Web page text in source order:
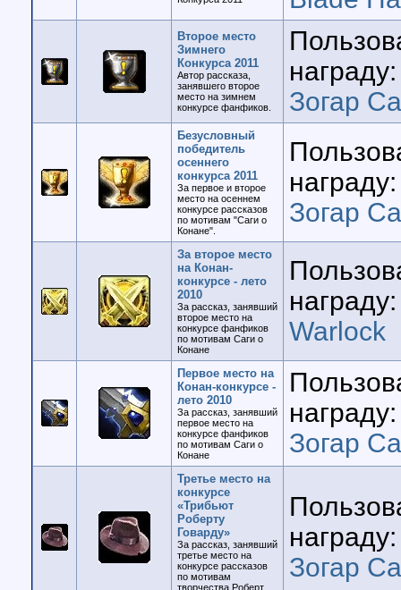
Второе место
Зимнего
Конкурса 2011
Автор рассказа,
занявшего второе
место на зимнем
конкурсе фанфиков.
Зогар
Безусловный
победитель
осеннего
конкурса 2011
За первое и второе
место на осеннем
конкурсе рассказов
по мотивам "Саги о
Конане".
Зогар
За второе место
на Конан-
конкурсе - лето
2010
За рассказ, занявший
второе место на
конкурсе фанфиков
по мотивам Саги о
Конане
Warlock
Первое место на
Конан-конкурсе -
лето 2010
За рассказ, занявший
первое место на
конкурсе фанфиков
по мотивам Саги о
Конане
Зогар
Третье место на
конкурсе
«Трибьют
Роберту
Говарду»
За рассказ, занявший
третье место на
конкурсе рассказов
по мотивам
творчества Роберт
Зогар